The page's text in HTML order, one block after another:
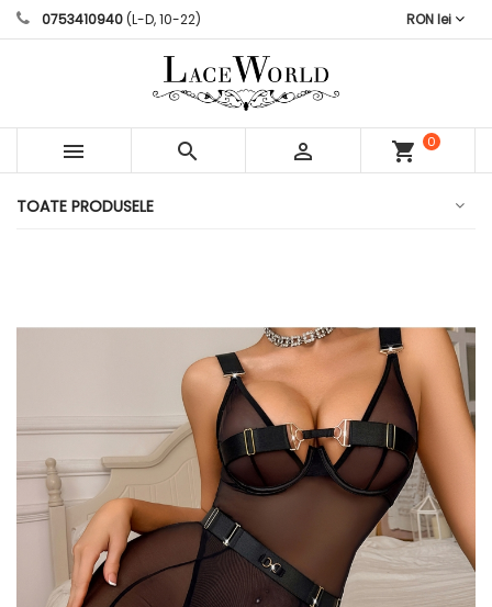
0753410940(L-D, 10-22) RON lei
   shopping_cart
0
TOATE PRODUSELE